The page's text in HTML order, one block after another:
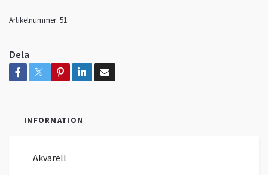
Artikelnummer: 51
Dela
INFORMATION
Akvarell